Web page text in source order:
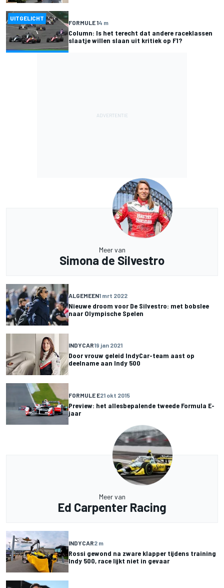
UITGELICHT
FORMULE 14 m
Column: Is het terecht dat andere raceklassen
slaatje willen slaan uit kritiek op F1?
Meer van
Simona de Silvestro
ALGEMEEN1 mrt 2022
Nieuwe droom voor De Silvestro: met bobslee
naar Olympische Spelen
INDYCAR19 jan 2021
Door vrouw geleid IndyCar-team aast op
deelname aan Indy 500
FORMULE E21 okt 2015
Preview: het allesbepalende tweede Formula E-
jaar
Meer van
Ed Carpenter Racing
INDYCAR2 m
Rossi gewond na zware klapper tijdens training
Indy 500, race lijkt niet in gevaar